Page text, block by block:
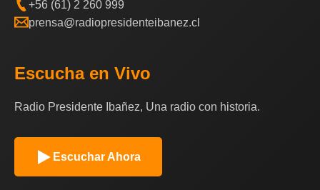
+56 (61) 2 260 999
prensa@radiopresidenteibanez.cl
Escucha en Vivo
Radio Presidente Ibañez, Una radio con historia.
Escuchar Ahora